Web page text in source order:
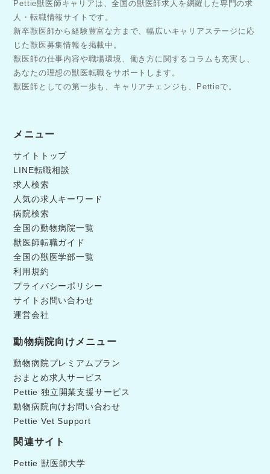
Pettie獣医師キャリアは、全国の獣医師求人を網羅した専門の求
人・転職情報サイトです。
新卒獣医師から経験豊富な方まで、幅広いキャリアステージに応
じた獣医募集情報を掲載中。
獣医師の仕事内容や職場環境、働き方に関するコラムも充実し、
あなたの理想の獣医転職をサポートします。
獣医師としての第一歩も、キャリアチェンジも、Pettieで。
メニュー
サイトトップ
LINE転職相談
求人検索
人気の求人キーワード
病院検索
全国の動物病院一覧
獣医師転職ガイド
全国の獣医学部一覧
利用規約
プライバシーポリシー
サイトお問い合わせ
運営会社
動物病院向けメニュー
動物病院プレミアムプラン
おまとめ求人サービス
Pettie 独立開業支援サービス
動物病院向けお問い合わせ
Pettie Vet Support
関連サイト
Pettie 獣医師大学